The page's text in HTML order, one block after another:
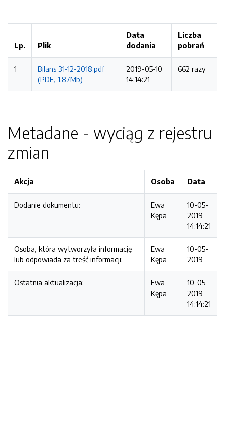
Lp. Plik
Data
dodania
Liczba
pobrań
1
Bilans 31-12-2018.pdf
(PDF, 1.87Mb)
2019-05-10
14:14:21
662 razy
Metadane - wyciąg z rejestru
zmian
Akcja Osoba Data
Dodanie dokumentu:
Ewa
Kępa
10-05-
2019
14:14:21
Osoba, która wytworzyła informację
lub odpowiada za treść informacji:
Ewa
Kępa
10-05-
2019
Ostatnia aktualizacja:
Ewa
Kępa
10-05-
2019
14:14:21